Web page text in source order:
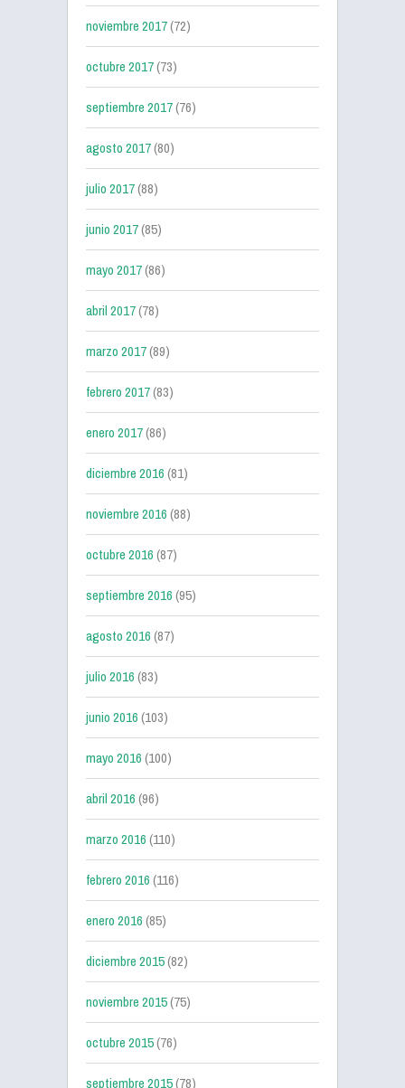
noviembre 2017(72)
octubre 2017(73)
septiembre 2017(76)
agosto 2017(80)
julio 2017(88)
junio 2017(85)
mayo 2017(86)
abril 2017(78)
marzo 2017(89)
febrero 2017(83)
enero 2017(86)
diciembre 2016(81)
noviembre 2016(88)
octubre 2016(87)
septiembre 2016(95)
agosto 2016(87)
julio 2016(83)
junio 2016(103)
mayo 2016(100)
abril 2016(96)
marzo 2016(110)
febrero 2016(116)
enero 2016(85)
diciembre 2015(82)
noviembre 2015(75)
octubre 2015(76)
septiembre 2015(78)